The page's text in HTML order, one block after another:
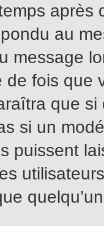
après
au
message
fois que
que
si un
puissent